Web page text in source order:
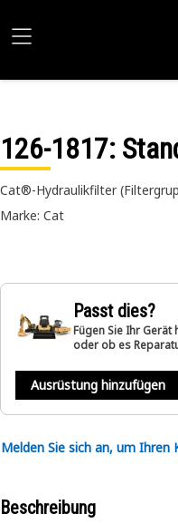
126-1817:
Cat®-Hydraulikfilter
Marke: Cat
Passt dies?
Fügen Sie Ihr
oder ob es
Ausrüstung hinzufügen
Melden Sie sich an, um Ihren
Beschreibung